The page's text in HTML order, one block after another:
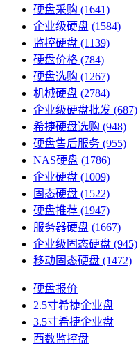
硬盘采购 (1641)
企业级硬盘 (1584)
监控硬盘 (1139)
硬盘价格 (784)
硬盘选购 (1267)
机械硬盘 (2784)
企业级硬盘批发 (687)
希捷硬盘选购 (948)
硬盘售后服务 (955)
NAS硬盘 (1786)
企业硬盘 (1009)
固态硬盘 (1522)
硬盘推荐 (1947)
服务器硬盘 (1667)
企业级固态硬盘 (945)
移动固态硬盘 (1472)
硬盘报价
2.5寸希捷企业盘
3.5寸希捷企业盘
西数监控盘